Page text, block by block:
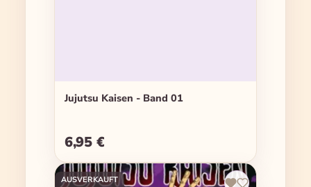
Jujutsu Kaisen - Band 01
Regulärer Preis:
6,95 €
AUSVERKAUFT